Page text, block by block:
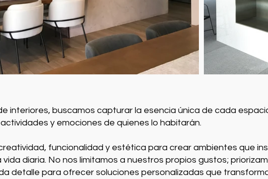
interiores, buscamos capturar la esencia única de cada
y emociones de quienes lo habitarán.
funcionalidad y estética para crear ambientes que
vida diaria. No nos limitamos a nuestros propios gustos;
detalle para ofrecer soluciones personalizadas que